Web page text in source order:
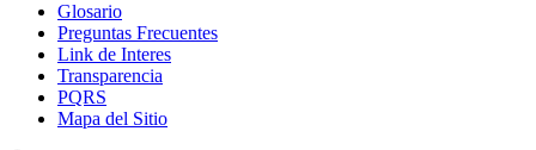
Glosario
Preguntas Frecuentes
Link de Interes
Transparencia
PQRS
Mapa del Sitio